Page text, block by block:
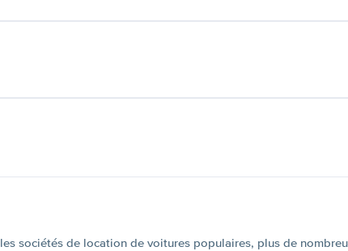
sociétés de location de voitures populaires, plus de